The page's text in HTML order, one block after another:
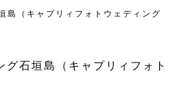
フォトグラファー
ブログ
島（キャプリィフォトウェディング
石垣島（キャプリィフォト